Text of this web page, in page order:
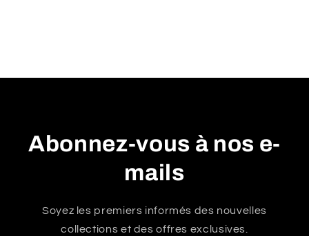
u
Abonnez-vous à nos e-
mails
Soyez les premiers informés des nouvelles
collections et des offres exclusives.